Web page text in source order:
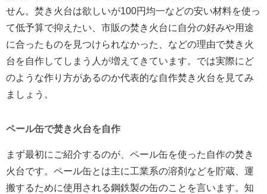
せん。焚き火台は欲しいが100円均一などの安い材料を使っ
て低予算で抑えたい、市販の焚き火台に自分の好みや用途
に合ったものを見つけられなかった、などの理由で焚き火
台を自作してしまう人が増えてきています。では実際にど
のような作り方があるのか代表的な自作焚き火台を見てみ
ましょう。
ペール缶で焚き火台を自作
まず最初にご紹介するのが、ペール缶を使った自作の焚き
火台です。ペール缶とは主に工業系の溶剤などを貯蔵、運
搬するために使用される鋼鉄製の缶のことを言います。知